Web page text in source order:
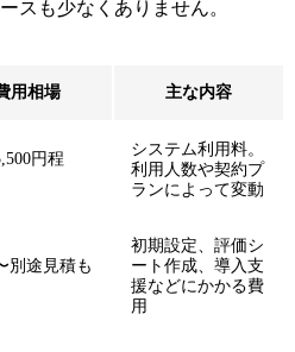
スも少なくありません。
用相場 主な内容
円程
システム利用料。
利用人数や契約プ
ランによって変動
別途見積も
初期設定、評価シ
ート作成、導入支
援などにかかる費
用